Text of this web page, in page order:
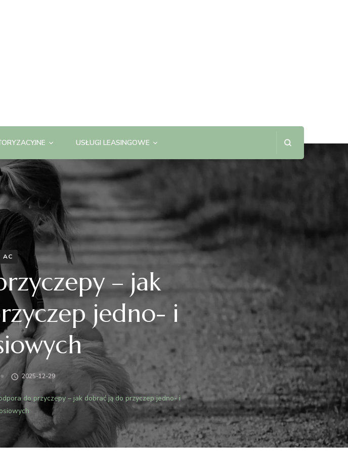
USŁUGI LEASINGOWE
AC
– jak
jedno- i
2025-12-29
do przyczepy – jak dobrać ją do przyczep jedno- i